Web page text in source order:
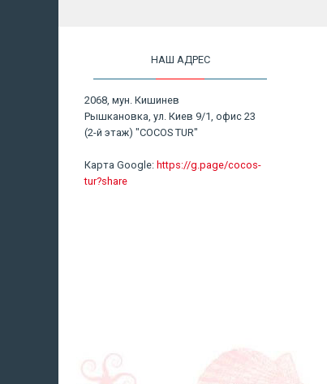
НАШ АДРЕС
2068, мун. Кишинев
Рышкановка, ул. Киев 9/1, офис 23
(2-й этаж) "COCOS TUR"
Карта Google: https://g.page/cocos-
tur?share